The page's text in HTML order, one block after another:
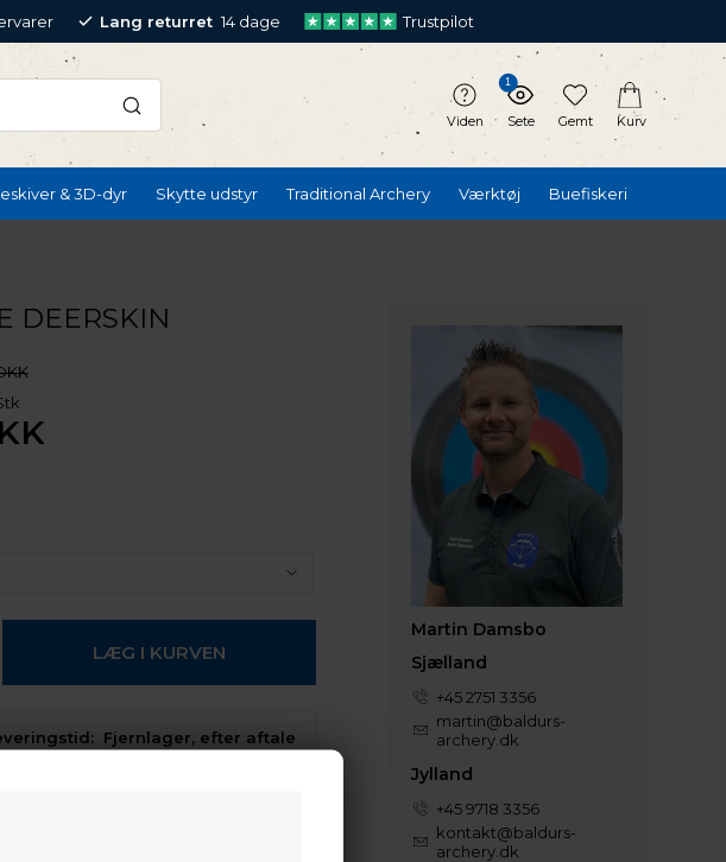
Lang returret 14 dage Trustpilot
Viden
1
Sete Gemt Kurv
& 3D-dyr Skytte udstyr Traditional Archery Værktøj Buefiskeri
DEERSKIN
Fjernlager, efter aftale
arbejdes dage
Martin Damsbo
Sjælland
+45 2751 3356
martin@baldurs-
archery.dk
Jylland
+45 9718 3356
kontakt@baldurs-
archery.dk